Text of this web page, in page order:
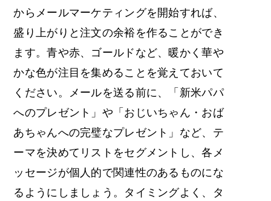
から メールマーケティングを 開始すれば、
盛り上がりと注文の余裕を作ることができ
ます。青や赤、ゴールドなど、暖かく華や
かな色が注目を集めることを覚えておいて
ください。メールを送る前に、「新米パパ
へのプレゼント」や「おじいちゃん・おば
あちゃんへの完璧なプレゼント」など、テ
ーマを決めてリストをセグメントし、各メ
ッセージが個人的で関連性のあるものにな
るようにしましょう。タイミングよく、タ